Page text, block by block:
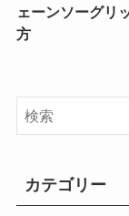
ェーンソーグリ
方
カテゴリー